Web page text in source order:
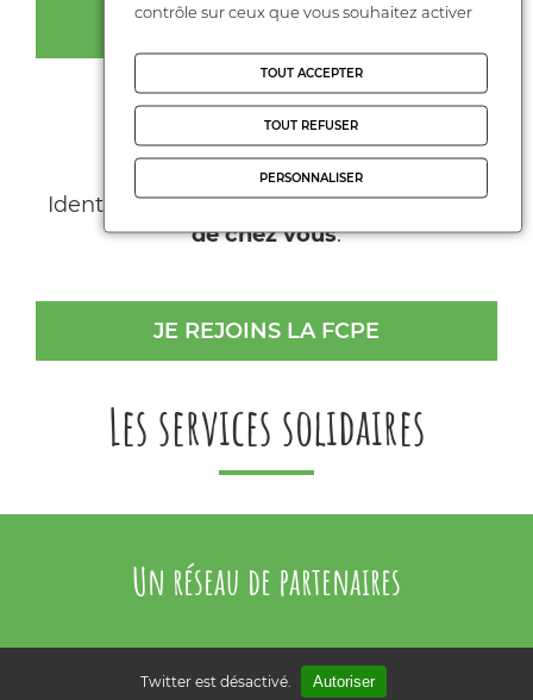
ADHÉRER EN LIGNE
Identifier et contacter les adhérentsprès
de chez vous:
JE REJOINS LA FCPE
Les services solidaires
Un réseau de partenaires
Twitter est désactivé. Autoriser
contrôle sur ceux que vous souhaitez activer
TOUT ACCEPTER
TOUT REFUSER
PERSONNALISER